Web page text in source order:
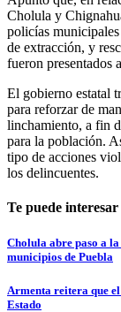
Cholula y
policías
de extracción, y
fueron presentados
El gobierno estatal
para reforzar de
linchamiento, a fin
para la población.
tipo de acciones
los delincuentes.
Te puede
Cholula abre paso a
municipios de Puebla
Armenta reitera que
Estado